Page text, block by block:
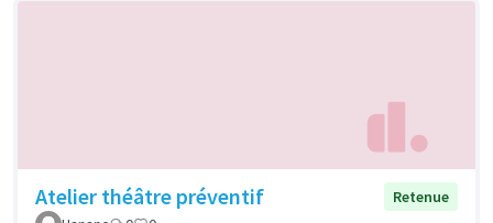
Atelier théâtre préventif
Retenue